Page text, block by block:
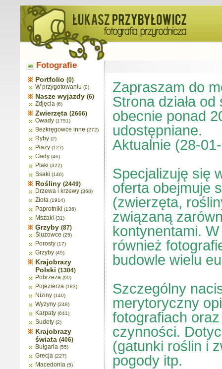
Fotografie
Portfolio (0)
W przygotowaniu (0)
Nasze wyjazdy (6)
Zdjęcia (6)
Zwierzęta (2666)
Owady (1751)
Bezkręgowce inne (272)
Ryby (2)
Płazy (127)
Gady (46)
Ptaki (322)
Ssaki (146)
Rośliny (2449)
Drzewa i krzewy (368)
Zioła (1914)
Paprotniki (136)
Mszaki (31)
Grzyby (87)
Śluzowce (25)
Porosty (17)
Grzyby (45)
Krajobrazy
Polski (1304)
Pobrzeża (90)
Pojezierza (183)
Niziny (140)
Wyżyny (248)
Karpaty (641)
Sudety (2)
Krajobrazy
świata (406)
Bułgaria (55)
Grecja (227)
Macedonia (5)
Zapraszam do
Strona działa
obecnie ponad
udostępniane.
Aktualnie (28-
Specjalizuję się
oferta obejmuje
(zwierzęta,
związaną
kontynentami.
również
budowle wielu
Szczególny
merytoryczny
fotografiach
czynności.
(gatunki roślin i
pogody itp.